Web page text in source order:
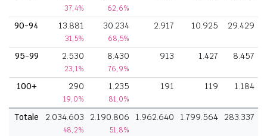
37,4% 62,6%
90-94 13.881
31,5%
30.234
68,5%
2.917 10.925 29.429
95-99 2.530
23,1%
8.430
76,9%
913 1.427 8.457
100+ 290
19,0%
1.235
81,0%
191 119 1.184
Totale 2.034.603
48,2%
2.190.806
51,8%
1.962.640 1.799.564 283.337